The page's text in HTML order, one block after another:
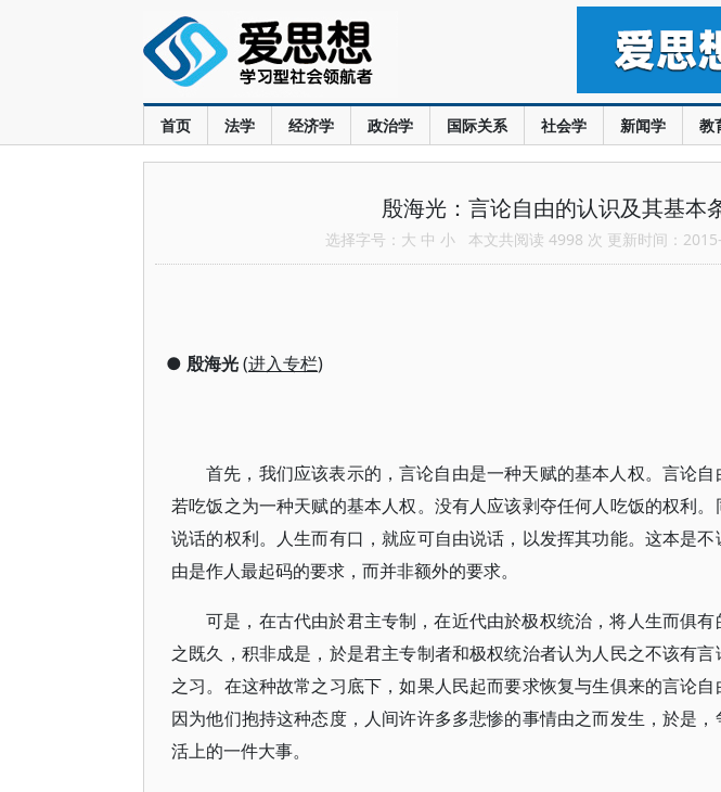
首页 法学 经济学 政治学 国际关系 社会学 新闻学 教
殷海光：言论自由的认识及其基本
选择字号： 大 中 小 本文共阅读 4998 次 更新时间：
● 殷海光(进入专栏)
首先，我们应该表示的，言论自由是一种天赋的基本人权。言论
若吃饭之为一种天赋的基本人权。没有人应该剥夺任何人吃饭的权利
说话的权利。人生而有口，就应可自由说话，以发挥其功能。这本是
由是作人最起码的要求，而并非额外的要求。
可是，在古代由於君主专制，在近代由於极权统治，将人生而俱
之既久，积非成是，於是君主专制者和极权统治者认为人民之不该有
之习。在这种故常之习底下，如果人民起而要求恢复与生俱来的言论自
因为他们抱持这种态度，人间许许多多悲惨的事情由之而发生，於是
活上的一件大事。